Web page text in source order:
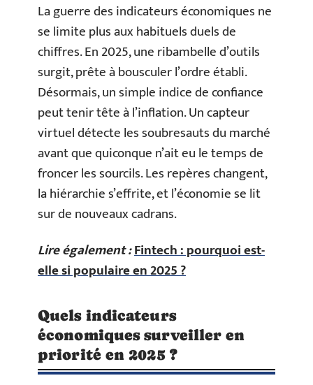
La guerre des indicateurs économiques ne
se limite plus aux habituels duels de
chiffres. En 2025, une ribambelle d’outils
surgit, prête à bousculer l’ordre établi.
Désormais, un simple indice de confiance
peut tenir tête à l’inflation. Un capteur
virtuel détecte les soubresauts du marché
avant que quiconque n’ait eu le temps de
froncer les sourcils. Les repères changent,
la hiérarchie s’effrite, et l’économie se lit
sur de nouveaux cadrans.
Lire également :Fintech : pourquoi est-
elle si populaire en 2025 ?
Quels indicateurs
économiques surveiller en
priorité en 2025 ?